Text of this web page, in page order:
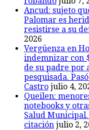
Ancud: sujeto
Palomar es
resistirse a su
2026
Vergüenza en
indemnizar con
de su padre
pesquisada.
Castro julio 4,
Queilen:
notebooks y
Salud
citación julio 2,